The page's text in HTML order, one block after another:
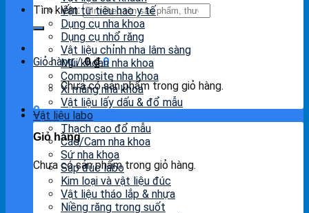
Tìm kiếm:
Giỏ hàng /0₫ 0
Chưa có sản phẩm trong giỏ hàng.
0
Giỏ hàng
Chưa có sản phẩm trong giỏ hàng.
Vật tư tiêu hao y tế
Dụng cụ nha khoa
Dụng cụ nhổ răng
Vật liệu chỉnh nha lâm sàng
Mũi khoan nha khoa
Composite nha khoa
Xi măng nha khoa
Vật liệu lấy dấu & đổ mẫu
Vật liệu labo
Thạch cao đổ mẫu
Cad/Cam nha khoa
Sứ nha khoa
Sáp đúc labo
Kim loại và vật liệu đúc
Vật liệu tháo lắp & nhựa
Niềng răng trong suốt